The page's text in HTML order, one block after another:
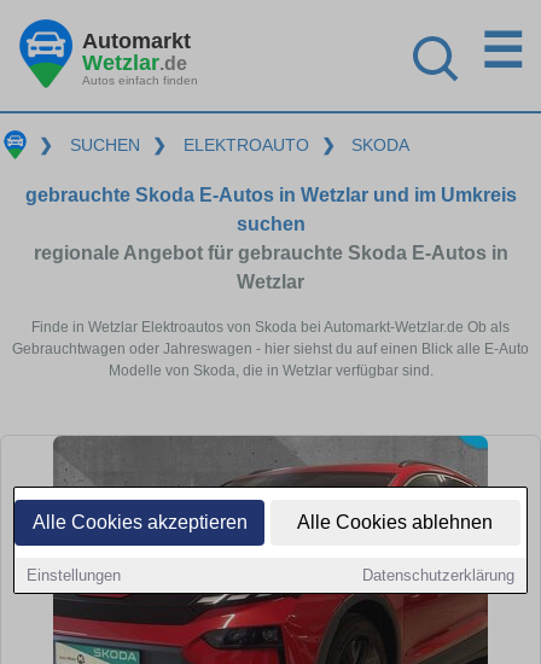
Alle Cookies akzeptieren Alle Cookies ablehnen
Einstellungen Datenschutzerklärung
Automarkt
Wetzlar.de
Autos einfach finden
☰
❯ SUCHEN ❯ ELEKTROAUTO ❯ SKODA
gebrauchte Skoda E-Autos in Wetzlar und im Umkreis
suchen
regionale Angebot für gebrauchte Skoda E-Autos in
Wetzlar
Finde in Wetzlar Elektroautos von Skoda bei Automarkt-Wetzlar.de Ob als
Gebrauchtwagen oder Jahreswagen - hier siehst du auf einen Blick alle E-Auto
Modelle von Skoda, die in Wetzlar verfügbar sind.